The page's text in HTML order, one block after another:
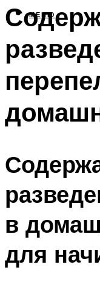
МЕНЮ
в
для